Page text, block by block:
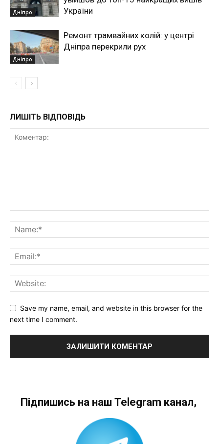
Дніпро
України
Дніпро
Ремонт трамвайних колій: у центрі
Дніпра перекрили рух
ЛИШІТЬ ВІДПОВІДЬ
Save my name, email, and website in this browser for the
next time I comment.
Підпишись на наш Telegram канал,